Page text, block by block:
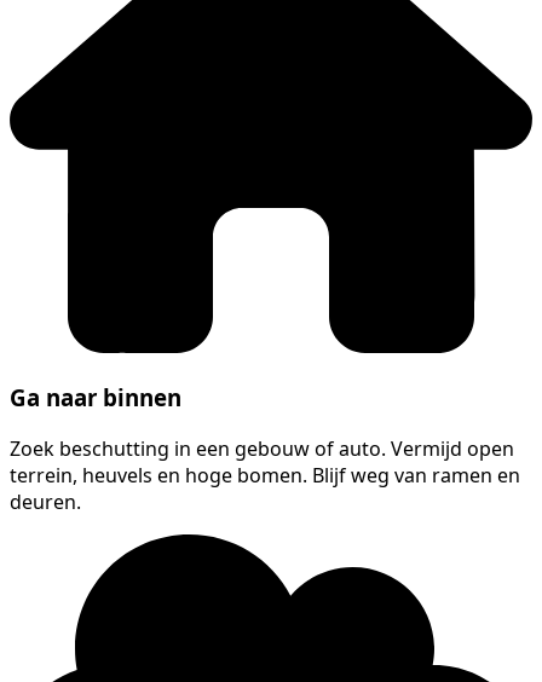
Ga naar binnen
Zoek beschutting in een gebouw of auto. Vermijd open
terrein, heuvels en hoge bomen. Blijf weg van ramen en
deuren.